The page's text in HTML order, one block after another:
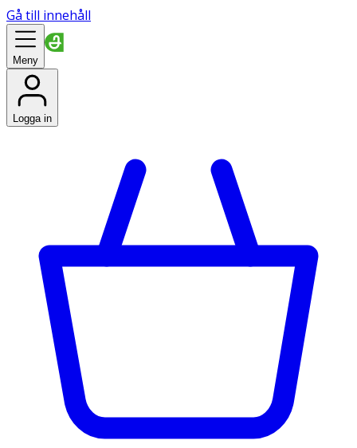
Gå till innehåll
Meny
Logga in